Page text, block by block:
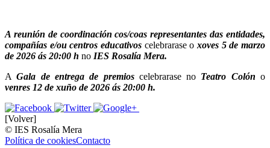
A reunión de coordinación cos/coas representantes das entidades,
compañías e/ou centros educativos celebrarase o xoves 5 de marzo
de 2026 ás 20:00 h no IES Rosalía Mera.
AGala de entrega de premioscelebrarase no Teatro Colón o
venres 12 de xuño de 2026 ás 20:00 h.
[Volver]
© IES Rosalía Mera
Política de cookiesContacto